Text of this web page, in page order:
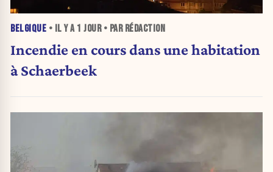
BELGIQUE • IL Y A 1 JOUR• PAR RÉDACTION
Incendie en cours dans une habitation
à Schaerbeek